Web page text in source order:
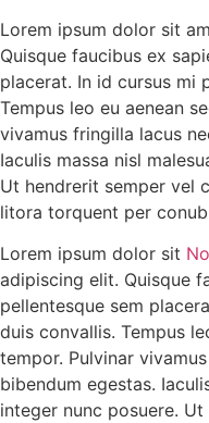
Lorem ipsum dolor sit
Quisque faucibus ex
placerat. In id cursus mi
Tempus leo eu aenean
vivamus fringilla lacus
Iaculis massa nisl
Ut hendrerit semper vel
litora torquent per
Lorem ipsum dolor sit
adipiscing elit. Quisque
pellentesque sem
duis convallis. Tempus
tempor. Pulvinar
bibendum egestas.
integer nunc posuere.